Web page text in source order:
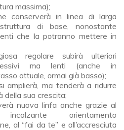
massima);
conserverà in linea di larga
di base, nonostante
che la potranno mettere in
regolare subirà ulteriori
ma lenti (anche in
attuale, ormai già basso);
amplierà, ma tenderà a ridurre
della sua crescita;
nuova linfa anche grazie al
orientamento
al “fai da te” e all’accresciuta